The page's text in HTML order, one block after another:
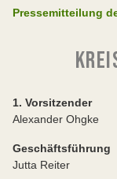
Pressemitteilung
1. Vorsitzender
Alexander Ohgke
Geschäftsführung
Jutta Reiter